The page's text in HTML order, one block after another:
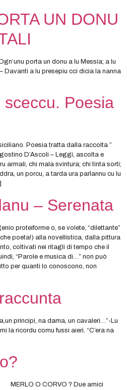
UN DONU
porta un donu a lu Messia; a lu
Davanti a lu presepiu cci dicia la nanna
Poesia
Poesia tratta dalla raccolta ”
D’Ascoli – Leggi, ascolta e
armali, chi mala svintura; chi tinta sorti;
un porcu, a tarda ura parlannu cu lu
– Serenata
proteiforme o, se volete, “dilettante”
poeta!) alla novellistica, dalla pittura
coltivati nei ritagli di tempo che il
“Parole e musica di…” non può
per quanti lo conoscono, non
principi, na dama, un cavaleri…”-Lu
la ricordu comu fussi aieri. “C’era na
? Due amici